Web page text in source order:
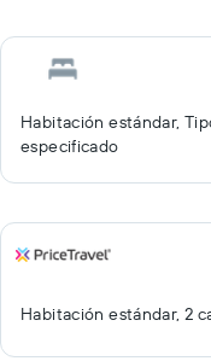
Habitación estándar,
especificado
Habitación estándar, 2